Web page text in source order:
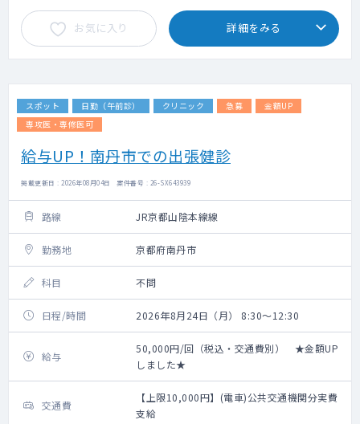
お気に入り 詳細をみる
スポット 日勤（午前診） クリニック 急募
金額UP
専攻医・専修医可
給与UP！南丹市での出張健診
掲載更新日 : 2026年08月04日 案件番号 : 26-SX643939
路線 JR京都山陰本線線
勤務地 京都府南丹市
科目 不問
日程/時間 2026年8月24日（月） 8:30～12:30
給与
50,000円/回（税込・交通費別） ★金額UP
しました★
交通費
【上限10,000円】(電車)公共交通機関分実費
支給